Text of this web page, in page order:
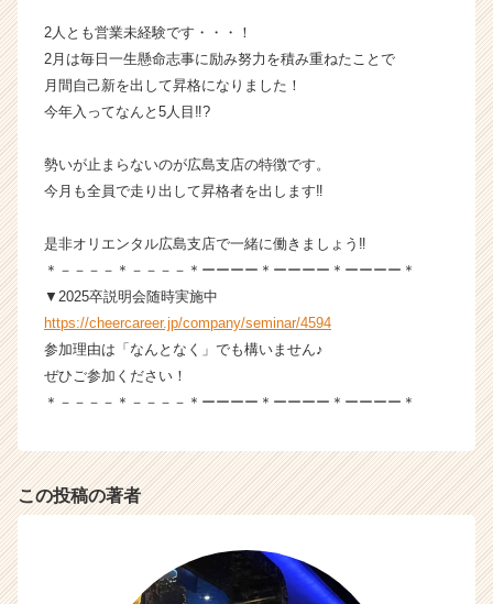
ウ
ト
が
届
活
サ
ト
チ
ア
キ
リ
ア
（C
e
r
e
2人とも営業未経験です・・・！
2月は毎日一生懸命志事に励み努力を積み重ねたことで
月間自己新を出して昇格になりました！
今年入ってなんと5人目‼️?
勢いが止まらないのが広島支店の特徴です。
今月も全員で走り出して昇格者を出します‼️
是非オリエンタル広島支店で一緒に働きましょう‼️
＊－－－－＊－－－－＊ーーーー＊ーーーー＊ーーーー＊
▼2025卒説明会随時実施中
https://cheercareer.jp/company/seminar/4594
参加理由は「なんとなく」でも構いません♪
ぜひご参加ください！
＊－－－－＊－－－－＊ーーーー＊ーーーー＊ーーーー＊
この投稿の著者